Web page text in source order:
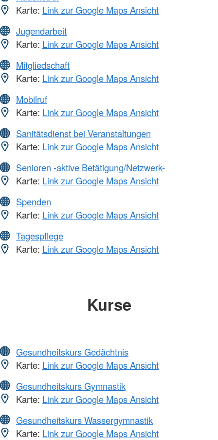
Karte: Link zur Google Maps Ansicht
Jugendarbeit
Karte: Link zur Google Maps Ansicht
Mitgliedschaft
Karte: Link zur Google Maps Ansicht
Mobilruf
Karte: Link zur Google Maps Ansicht
Sanitätsdienst bei Veranstaltungen
Karte: Link zur Google Maps Ansicht
Senioren -aktive Betätigung/Netzwerk-
Karte: Link zur Google Maps Ansicht
Spenden
Karte: Link zur Google Maps Ansicht
Tagespflege
Karte: Link zur Google Maps Ansicht
Kurse
Gesundheitskurs Gedächtnis
Karte: Link zur Google Maps Ansicht
Gesundheitskurs Gymnastik
Karte: Link zur Google Maps Ansicht
Gesundheitskurs Wassergymnastik
Karte: Link zur Google Maps Ansicht